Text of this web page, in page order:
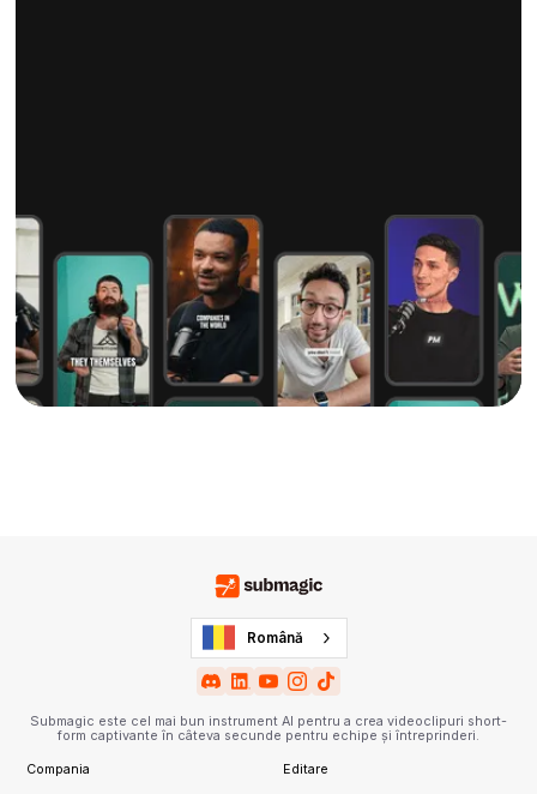
Română
Submagic este cel mai bun instrument AI pentru a crea videoclipuri short-
form captivante în câteva secunde pentru echipe și întreprinderi.
Compania Editare